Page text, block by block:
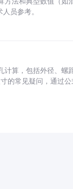
员参考。
计算，包括外径、
的常见疑问，通过